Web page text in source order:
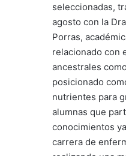
seleccionadas,
agosto con la
Porras,
relacionado con
ancestrales
posicionado
nutrientes para
alumnas que
conocimientos
carrera de